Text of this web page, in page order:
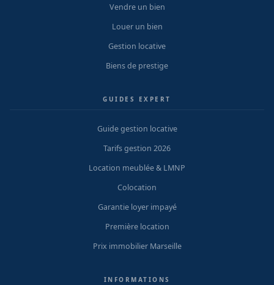
Vendre un bien
Louer un bien
Gestion locative
Biens de prestige
GUIDES EXPERT
Guide gestion locative
Tarifs gestion 2026
Location meublée & LMNP
Colocation
Garantie loyer impayé
Première location
Prix immobilier Marseille
INFORMATIONS